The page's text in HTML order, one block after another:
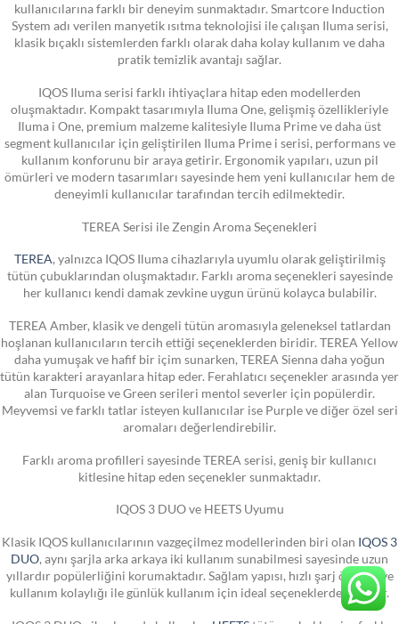
kullanıcılarına farklı bir deneyim sunmaktadır. Smartcore Induction
System adı verilen manyetik ısıtma teknolojisi ile çalışan Iluma serisi,
klasik bıçaklı sistemlerden farklı olarak daha kolay kullanım ve daha
pratik temizlik avantajı sağlar.
IQOS Iluma serisi farklı ihtiyaçlara hitap eden modellerden
oluşmaktadır. Kompakt tasarımıyla Iluma One, gelişmiş özellikleriyle
Iluma i One, premium malzeme kalitesiyle Iluma Prime ve daha üst
segment kullanıcılar için geliştirilen Iluma Prime i serisi, performans ve
kullanım konforunu bir araya getirir. Ergonomik yapıları, uzun pil
ömürleri ve modern tasarımları sayesinde hem yeni kullanıcılar hem de
deneyimli kullanıcılar tarafından tercih edilmektedir.
TEREA Serisi ile Zengin Aroma Seçenekleri
TEREA, yalnızca IQOS Iluma cihazlarıyla uyumlu olarak geliştirilmiş
tütün çubuklarından oluşmaktadır. Farklı aroma seçenekleri sayesinde
her kullanıcı kendi damak zevkine uygun ürünü kolayca bulabilir.
TEREA Amber, klasik ve dengeli tütün aromasıyla geleneksel tatlardan
hoşlanan kullanıcıların tercih ettiği seçeneklerden biridir. TEREA Yellow
daha yumuşak ve hafif bir içim sunarken, TEREA Sienna daha yoğun
tütün karakteri arayanlara hitap eder. Ferahlatıcı seçenekler arasında yer
alan Turquoise ve Green serileri mentol severler için popülerdir.
Meyvemsi ve farklı tatlar isteyen kullanıcılar ise Purple ve diğer özel seri
aromaları değerlendirebilir.
Farklı aroma profilleri sayesinde TEREA serisi, geniş bir kullanıcı
kitlesine hitap eden seçenekler sunmaktadır.
IQOS 3 DUO ve HEETS Uyumu
Klasik IQOS kullanıcılarının vazgeçilmez modellerinden biri olan IQOS 3
DUO, aynı şarjla arka arkaya iki kullanım sunabilmesi sayesinde uzun
yıllardır popülerliğini korumaktadır. Sağlam yapısı, hızlı şarj özelliği ve
kullanım kolaylığı ile günlük kullanım için ideal seçeneklerden biridir.